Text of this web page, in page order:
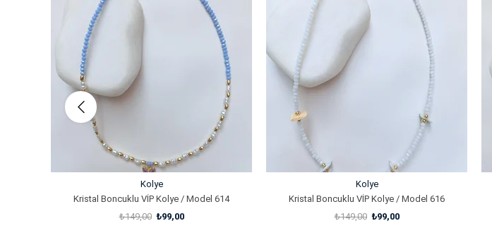
%34İndirim
Kolye
Kristal Boncuklu VİP Kolye / Model 614
₺99,00
₺149,00
%34İndirim
Kolye
Kristal Boncuklu VİP Kolye / Model 616
₺99,00
₺149,00